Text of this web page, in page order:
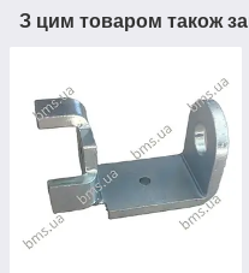
З цим товаром також